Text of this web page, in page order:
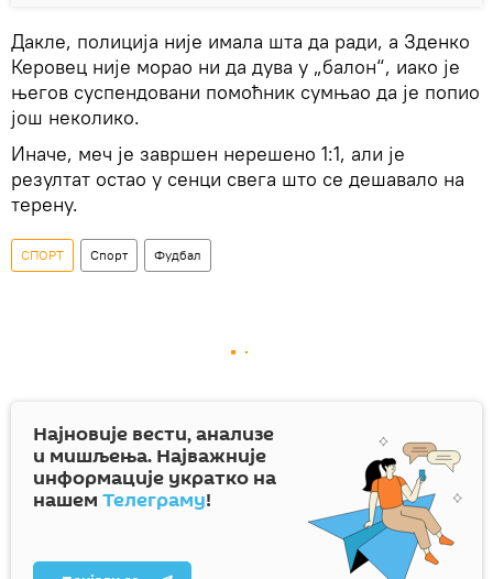
Дакле, полиција није имала шта да ради, а Зденко
Керовец није морао ни да дува у „балон“, иако је
његов суспендовани помоћник сумњао да је попио
још неколико.
Иначе, меч је завршен нерешено 1:1, али је
резултат остао у сенци свега што се дешавало на
терену.
СПОРТ Спорт Фудбал
Најновије вести, анализе
и мишљења. Најважније
информације укратко на
нашем Телеграму!